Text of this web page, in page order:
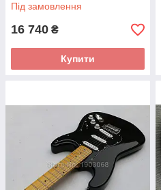
Під замовлення
16 740 ₴
Купити